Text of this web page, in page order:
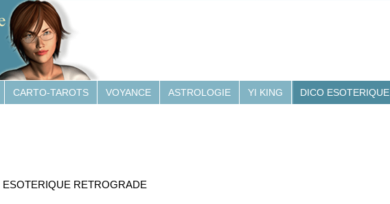
CARTO-TAROTS VOYANCE ASTROLOGIE YI KING DICO ESOTERIQUE
ESOTERIQUE RETROGRADE